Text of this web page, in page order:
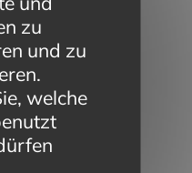
zu
und zu
welche